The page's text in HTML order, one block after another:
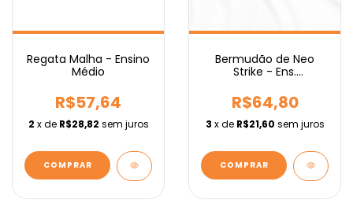
Regata Malha - Ensino
Médio
R$57,64
2 x de R$28,82 sem juros
COMPRAR
Bermudão de Neo
Strike - Ens.
R$64,80
3 x de R$21,60 sem juros
COMPRAR